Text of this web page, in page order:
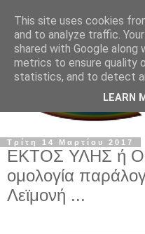
Τρίτη 14 Μαρτίου 2017
ΕΚΤΟΣ ΥΛΗΣ ή Ο
ομολογία
Λεϊμονή ...
This site uses cookies
and to analyze traffic.
shared with Google
metrics to ensure quality
statistics, and to detect
LEARN